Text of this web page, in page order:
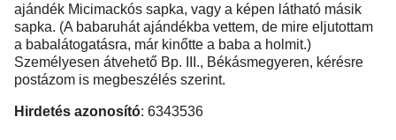
ajándék Micimackós sapka, vagy a képen látható másik
sapka. (A babaruhát ajándékba vettem, de mire eljutottam
a babalátogatásra, már kinőtte a baba a holmit.)
Személyesen átvehető Bp. III., Békásmegyeren, kérésre
postázom is megbeszélés szerint.
Hirdetés azonosító: 6343536